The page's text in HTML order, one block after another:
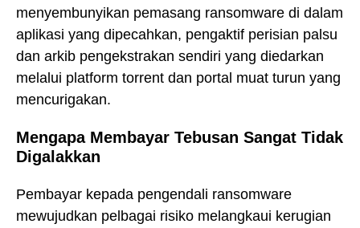
menyembunyikan pemasang ransomware di dalam
aplikasi yang dipecahkan, pengaktif perisian palsu
dan arkib pengekstrakan sendiri yang diedarkan
melalui platform torrent dan portal muat turun yang
mencurigakan.
Mengapa Membayar Tebusan Sangat Tidak
Digalakkan
Pembayar kepada pengendali ransomware
mewujudkan pelbagai risiko melangkaui kerugian